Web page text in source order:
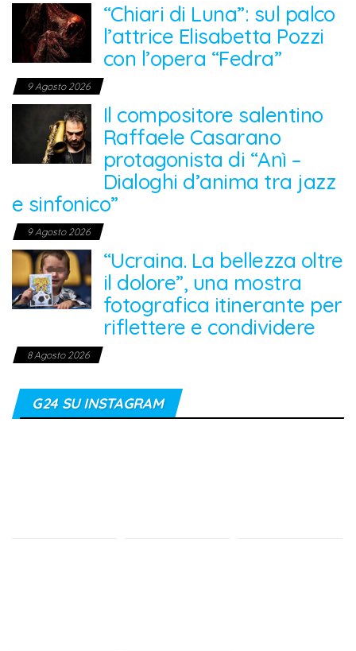
“Chiari di Luna”: sul palco
l’attrice Elisabetta Pozzi
con l’opera “Fedra”
9 Agosto 2026
Il compositore salentino
Raffaele Casarano
protagonista di “Anì –
Dialoghi d’anima tra jazz
e sinfonico”
9 Agosto 2026
“Ucraina. La bellezza oltre
il dolore”, una mostra
fotografica itinerante per
riflettere e condividere
8 Agosto 2026
G24 SU INSTAGRAM